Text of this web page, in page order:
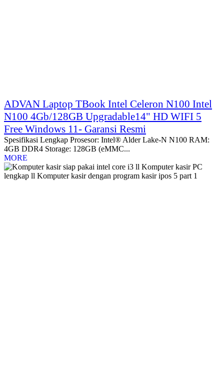
ADVAN Laptop TBook Intel Celeron N100 Intel
N100 4Gb/128GB Upgradable14" HD WIFI 5
Free Windows 11- Garansi Resmi
Spesifikasi Lengkap Prosesor: Intel® Alder Lake-N N100 RAM:
4GB DDR4 Storage: 128GB (eMMC...
MORE